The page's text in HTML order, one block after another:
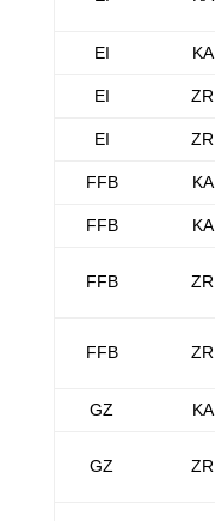
EI KA
EI ZR
EI ZR
FFB KA
FFB KA
FFB ZR
FFB ZR
GZ KA
GZ ZR